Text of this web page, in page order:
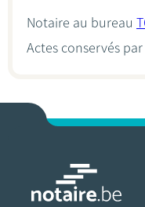
Notaire au bureau
Actes conservés par